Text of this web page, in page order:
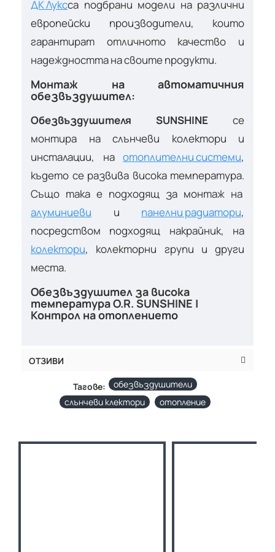
ДК Луксса подбрани модели на различни
европейски производители, които
гарантират отличното качество и
надеждността на своите продукти.
Монтаж на автоматичния
обезвъздушител:
Обезвъздушителя SUNSHINE се
монтира на слънчеви колектори и
инсталации, на отоплителни системи,
където се развива висока температура.
Също така е подходящ за монтаж на
алуминиеви и панелни радиатори,
посредством подходящ накрайник, на
колектори, колекторни групи и други
места.
Обезвъздушител за висока
температура O.R. SUNSHINE |
Контрол на отоплението
ОТЗИВИ
Тагове:
обезвъздушители
слънчеви клектори
отопление